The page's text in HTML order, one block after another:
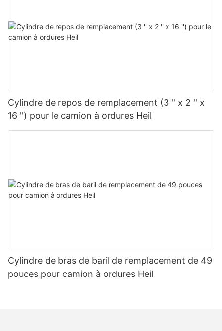
Cylindre de repos de remplacement (3 '' x 2 '' x
16 '') pour le camion à ordures Heil
Cylindre de bras de baril de remplacement de 49
pouces pour camion à ordures Heil